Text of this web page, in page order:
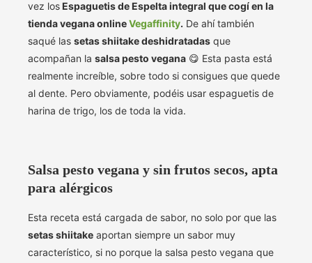
vez losEspaguetis de Espelta integral que cogí en la
tienda vegana onlineVegaffinity. De ahí también
saqué las setas shiitake deshidratadas que
acompañan la salsa pesto vegana 😋 Esta pasta está
realmente increíble, sobre todo si consigues que quede
al dente. Pero obviamente, podéis usar espaguetis de
harina de trigo, los de toda la vida.
Salsa pesto vegana y sin frutos secos, apta
para alérgicos
Esta receta está cargada de sabor, no solo por que las
setas shiitake aportan siempre un sabor muy
característico, si no porque la salsa pesto vegana que